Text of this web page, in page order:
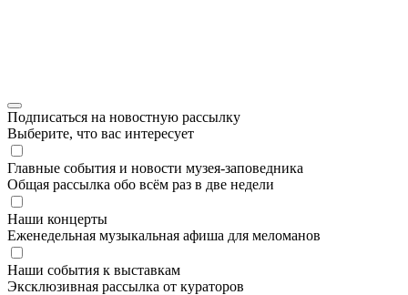
Подписаться на новостную рассылку
Выберите, что вас интересует
Главные события и новости музея-заповедника
Общая рассылка обо всём раз в две недели
Наши концерты
Еженедельная музыкальная афиша для меломанов
Наши события к выставкам
Эксклюзивная рассылка от кураторов